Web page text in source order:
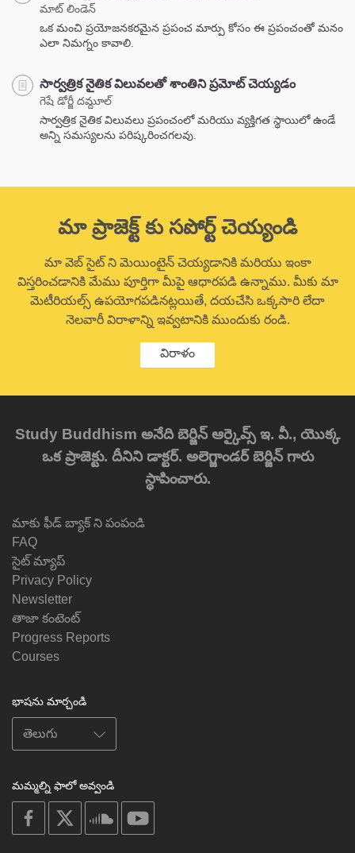
మాట్ లిండెన్
ఒక మంచి ప్రయోజనకరమైన ప్రపంచ మార్పు కోసం ఈ ప్రపంచంతో మనం
ఎలా నిమగ్నం కావాలి.
సార్వత్రిక నైతిక విలువలతో శాంతిని ప్రమోట్ చెయ్యడం
గెషే డోర్జీ దమ్దూల్
సార్వత్రిక నైతిక విలువలు ప్రపంచంలో మరియు వ్యక్తిగత స్థాయిలో ఉండే
అన్ని సమస్యలను పరిష్కరించగలవు.
మా ప్రాజెక్ట్ కు సపోర్ట్ చెయ్యండి
మా వెబ్ సైట్ ని మెయింటైన్ చెయ్యడానికి మరియు ఇంకా
విస్తరించడానికి మేము పూర్తిగా మీపై ఆధారపడి ఉన్నాము. మీకు మా
మెటీరియల్స్ ఉపయోగపడినట్లయితే, దయచేసి ఒక్కసారి లేదా
నెలవారీ విరాళాన్ని ఇవ్వటానికి ముందుకు రండి.
విరాళం
Study Buddhism అనేది బెర్జిన్ ఆర్కైవ్స్ ఇ. వీ., యొక్క
ఒక ప్రాజెక్టు. దీనిని డాక్టర్. అలెగ్జాండర్ బెర్జిన్ గారు
స్థాపించారు.
మాకు ఫీడ్ బ్యాక్ ని పంపండి
FAQ
సైట్ మ్యాప్
Privacy Policy
Newsletter
తాజా కంటెంట్
Progress Reports
Courses
భాషను మార్చండి
మమ్మల్ని ఫాలో అవ్వండి
on
facebook
soundcloud